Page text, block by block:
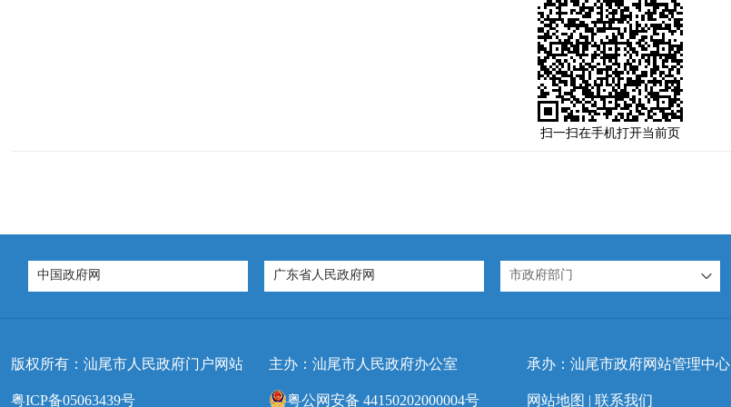
扫一扫在手机打开当前页
中国政府网 广东省人民政府网 市政府部门
版权所有：汕尾市人民政府门户网站 主办：汕尾市人民政府办公室 承办：汕尾市政府网站管理中心
粤ICP备05063439号 粤公网安备 44150202000004号 网站地图 | 联系我们